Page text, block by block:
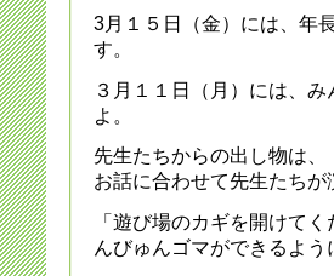
2025年3月31日
令和7年度 入
2025年3月17日
令和7年度
2025年1月31日
3月１５日（金）には、年
す。
３月１１日（月）には、
よ。
先生たちからの出し物は
お話に合わせて先生たちが
「遊び場のカギを開けて
んびゅんゴマができるよ